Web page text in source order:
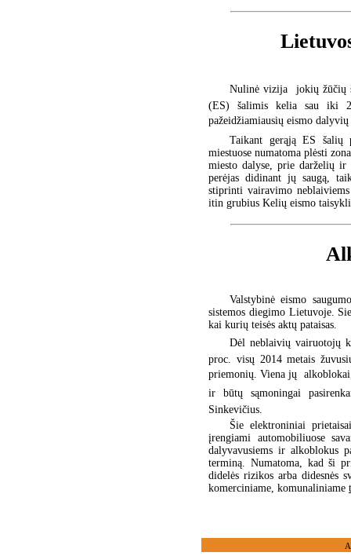
Nulinė vizija  jokių
(ES) šalimis kelia sau iki
pažeidžiamiausių eismo
Taikant gerąją ES šalių
miestuose numatoma plėsti
miesto dalyse, prie darželių
perėjas didinant jų saugą,
stiprinti vairavimo
itin grubius Kelių eismo
Valstybinė eismo
sistemos diegimo Lietuvoje.
kai kurių teisės aktų pataisas.
Dėl neblaivių vairuotojų
proc. visų 2014 metais
priemonių. Viena jų 
ir būtų sąmoningai
Sinkevičius.
Šie elektroniniai
įrengiami automobiliuose
dalyvavusiems ir alkoblokus
terminą. Numatoma, kad ši
didelės rizikos arba didesnės
komerciniame, komunaliniame